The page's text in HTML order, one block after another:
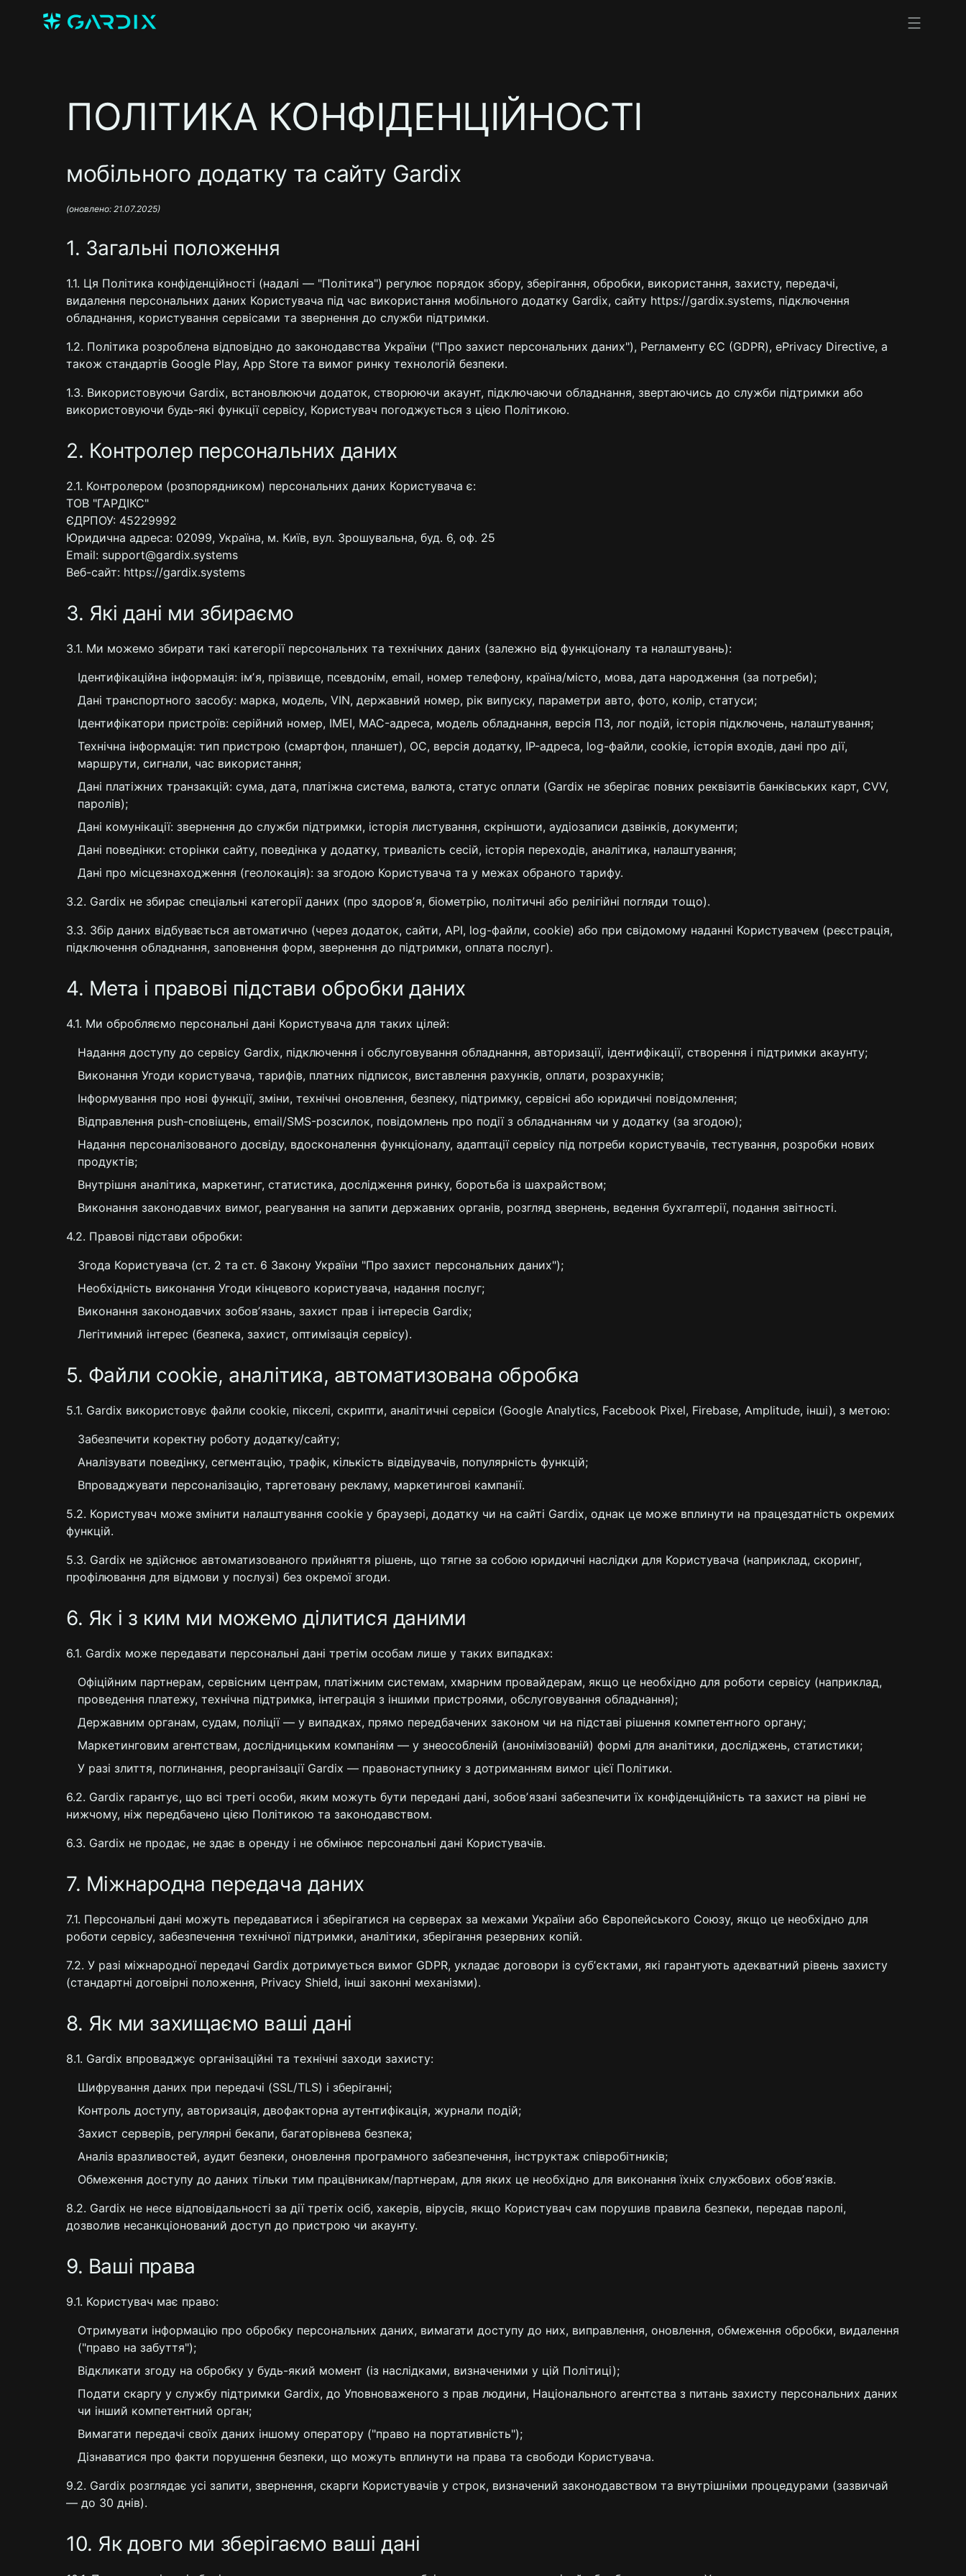
ПОЛІТИКА КОНФІДЕНЦІЙНОСТІ
мобільного додатку та сайту Gardix
(оновлено: 21.07.2025)
1. Загальні положення
1.1. Ця Політика конфіденційності (надалі — "Політика") регулює порядок збору, зберігання, обробки, використання, захисту, передачі,
видалення персональних даних Користувача під час використання мобільного додатку Gardix, сайту https://gardix.systems, підключення
обладнання, користування сервісами та звернення до служби підтримки.
1.2. Політика розроблена відповідно до законодавства України ("Про захист персональних даних"), Регламенту ЄС (GDPR), ePrivacy Directive, а
також стандартів Google Play, App Store та вимог ринку технологій безпеки.
1.3. Використовуючи Gardix, встановлюючи додаток, створюючи акаунт, підключаючи обладнання, звертаючись до служби підтримки або
використовуючи будь-які функції сервісу, Користувач погоджується з цією Політикою.
2. Контролер персональних даних
2.1. Контролером (розпорядником) персональних даних Користувача є:
ТОВ "ГАРДІКС"
ЄДРПОУ: 45229992
Юридична адреса: 02099, Україна, м. Київ, вул. Зрошувальна, буд. 6, оф. 25
Email: support@gardix.systems
Веб-сайт: https://gardix.systems
3. Які дані ми збираємо
3.1. Ми можемо збирати такі категорії персональних та технічних даних (залежно від функціоналу та налаштувань):
Ідентифікаційна інформація: імʼя, прізвище, псевдонім, email, номер телефону, країна/місто, мова, дата народження (за потреби);
Дані транспортного засобу: марка, модель, VIN, державний номер, рік випуску, параметри авто, фото, колір, статуси;
Ідентифікатори пристроїв: серійний номер, IMEI, MAC-адреса, модель обладнання, версія ПЗ, лог подій, історія підключень, налаштування;
Технічна інформація: тип пристрою (смартфон, планшет), ОС, версія додатку, IP-адреса, log-файли, cookie, історія входів, дані про дії,
маршрути, сигнали, час використання;
Дані платіжних транзакцій: сума, дата, платіжна система, валюта, статус оплати (Gardix не зберігає повних реквізитів банківських карт, CVV,
паролів);
Дані комунікації: звернення до служби підтримки, історія листування, скріншоти, аудіозаписи дзвінків, документи;
Дані поведінки: сторінки сайту, поведінка у додатку, тривалість сесій, історія переходів, аналітика, налаштування;
Дані про місцезнаходження (геолокація): за згодою Користувача та у межах обраного тарифу.
3.2. Gardix не збирає спеціальні категорії даних (про здоровʼя, біометрію, політичні або релігійні погляди тощо).
3.3. Збір даних відбувається автоматично (через додаток, сайти, API, log-файли, cookie) або при свідомому наданні Користувачем (реєстрація,
підключення обладнання, заповнення форм, звернення до підтримки, оплата послуг).
4. Мета і правові підстави обробки даних
4.1. Ми обробляємо персональні дані Користувача для таких цілей:
Надання доступу до сервісу Gardix, підключення і обслуговування обладнання, авторизації, ідентифікації, створення і підтримки акаунту;
Виконання Угоди користувача, тарифів, платних підписок, виставлення рахунків, оплати, розрахунків;
Інформування про нові функції, зміни, технічні оновлення, безпеку, підтримку, сервісні або юридичні повідомлення;
Відправлення push-сповіщень, email/SMS-розсилок, повідомлень про події з обладнанням чи у додатку (за згодою);
Надання персоналізованого досвіду, вдосконалення функціоналу, адаптації сервісу під потреби користувачів, тестування, розробки нових
продуктів;
Внутрішня аналітика, маркетинг, статистика, дослідження ринку, боротьба із шахрайством;
Виконання законодавчих вимог, реагування на запити державних органів, розгляд звернень, ведення бухгалтерії, подання звітності.
4.2. Правові підстави обробки:
Згода Користувача (ст. 2 та ст. 6 Закону України "Про захист персональних даних");
Необхідність виконання Угоди кінцевого користувача, надання послуг;
Виконання законодавчих зобовʼязань, захист прав і інтересів Gardix;
Легітимний інтерес (безпека, захист, оптимізація сервісу).
5. Файли cookie, аналітика, автоматизована обробка
5.1. Gardix використовує файли cookie, пікселі, скрипти, аналітичні сервіси (Google Analytics, Facebook Pixel, Firebase, Amplitude, інші), з метою:
Забезпечити коректну роботу додатку/сайту;
Аналізувати поведінку, сегментацію, трафік, кількість відвідувачів, популярність функцій;
Впроваджувати персоналізацію, таргетовану рекламу, маркетингові кампанії.
5.2. Користувач може змінити налаштування cookie у браузері, додатку чи на сайті Gardix, однак це може вплинути на працездатність окремих
функцій.
5.3. Gardix не здійснює автоматизованого прийняття рішень, що тягне за собою юридичні наслідки для Користувача (наприклад, скоринг,
профілювання для відмови у послузі) без окремої згоди.
6. Як і з ким ми можемо ділитися даними
6.1. Gardix може передавати персональні дані третім особам лише у таких випадках:
Офіційним партнерам, сервісним центрам, платіжним системам, хмарним провайдерам, якщо це необхідно для роботи сервісу (наприклад,
проведення платежу, технічна підтримка, інтеграція з іншими пристроями, обслуговування обладнання);
Державним органам, судам, поліції — у випадках, прямо передбачених законом чи на підставі рішення компетентного органу;
Маркетинговим агентствам, дослідницьким компаніям — у знеособленій (анонімізованій) формі для аналітики, досліджень, статистики;
У разі злиття, поглинання, реорганізації Gardix — правонаступнику з дотриманням вимог цієї Політики.
6.2. Gardix гарантує, що всі треті особи, яким можуть бути передані дані, зобовʼязані забезпечити їх конфіденційність та захист на рівні не
нижчому, ніж передбачено цією Політикою та законодавством.
6.3. Gardix не продає, не здає в оренду і не обмінює персональні дані Користувачів.
7. Міжнародна передача даних
7.1. Персональні дані можуть передаватися і зберігатися на серверах за межами України або Європейського Союзу, якщо це необхідно для
роботи сервісу, забезпечення технічної підтримки, аналітики, зберігання резервних копій.
7.2. У разі міжнародної передачі Gardix дотримується вимог GDPR, укладає договори із субʼєктами, які гарантують адекватний рівень захисту
(стандартні договірні положення, Privacy Shield, інші законні механізми).
8. Як ми захищаємо ваші дані
8.1. Gardix впроваджує організаційні та технічні заходи захисту:
Шифрування даних при передачі (SSL/TLS) і зберіганні;
Контроль доступу, авторизація, двофакторна аутентифікація, журнали подій;
Захист серверів, регулярні бекапи, багаторівнева безпека;
Аналіз вразливостей, аудит безпеки, оновлення програмного забезпечення, інструктаж співробітників;
Обмеження доступу до даних тільки тим працівникам/партнерам, для яких це необхідно для виконання їхніх службових обовʼязків.
8.2. Gardix не несе відповідальності за дії третіх осіб, хакерів, вірусів, якщо Користувач сам порушив правила безпеки, передав паролі,
дозволив несанкціонований доступ до пристрою чи акаунту.
9. Ваші права
9.1. Користувач має право:
Отримувати інформацію про обробку персональних даних, вимагати доступу до них, виправлення, оновлення, обмеження обробки, видалення
("право на забуття");
Відкликати згоду на обробку у будь-який момент (із наслідками, визначеними у цій Політиці);
Подати скаргу у службу підтримки Gardix, до Уповноваженого з прав людини, Національного агентства з питань захисту персональних даних
чи інший компетентний орган;
Вимагати передачі своїх даних іншому оператору ("право на портативність");
Дізнаватися про факти порушення безпеки, що можуть вплинути на права та свободи Користувача.
9.2. Gardix розглядає усі запити, звернення, скарги Користувачів у строк, визначений законодавством та внутрішніми процедурами (зазвичай
— до 30 днів).
10. Як довго ми зберігаємо ваші дані